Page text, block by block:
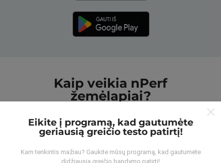
Kaip veikia nPerf
žemėlapiai?
Eikite į programą, kad gautumėte
geriausią greičio testo patirtį!
Kam tenkintis mažiau? Gaukite mūsų programą, kad gautumėte
didžiausią greičio bandymo patirtį!